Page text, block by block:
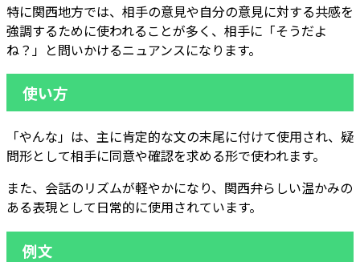
特に関西地方では、相手の意見や自分の意見に対する共感を
強調するために使われることが多く、相手に「そうだよ
ね？」と問いかけるニュアンスになります。
使い方
「やんな」は、主に肯定的な文の末尾に付けて使用され、疑
問形として相手に同意や確認を求める形で使われます。
また、会話のリズムが軽やかになり、関西弁らしい温かみの
ある表現として日常的に使用されています。
例文